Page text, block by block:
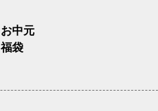
お中元
福袋